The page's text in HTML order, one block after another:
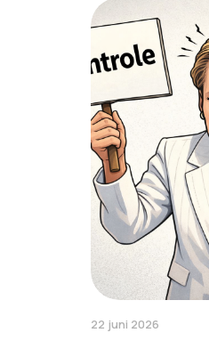
22 juni 2026